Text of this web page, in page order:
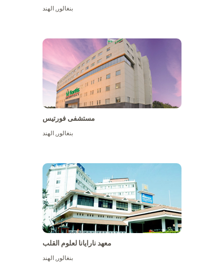
بنغالور,الهند
مستشفى فورتيس
بنغالور,الهند
معهد نارايانا لعلوم القلب
بنغالور,الهند